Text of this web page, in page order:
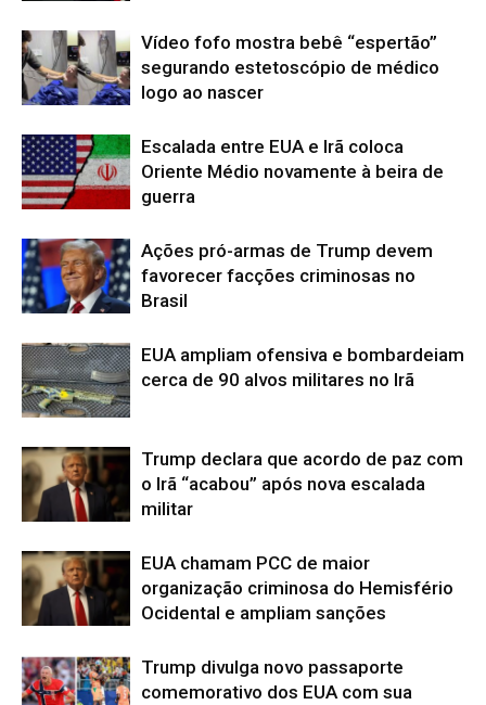
Vídeo fofo mostra bebê “espertão”
segurando estetoscópio de médico
logo ao nascer
Escalada entre EUA e Irã coloca
Oriente Médio novamente à beira de
guerra
Ações pró-armas de Trump devem
favorecer facções criminosas no
Brasil
EUA ampliam ofensiva e bombardeiam
cerca de 90 alvos militares no Irã
Trump declara que acordo de paz com
o Irã “acabou” após nova escalada
militar
EUA chamam PCC de maior
organização criminosa do Hemisfério
Ocidental e ampliam sanções
Trump divulga novo passaporte
comemorativo dos EUA com sua